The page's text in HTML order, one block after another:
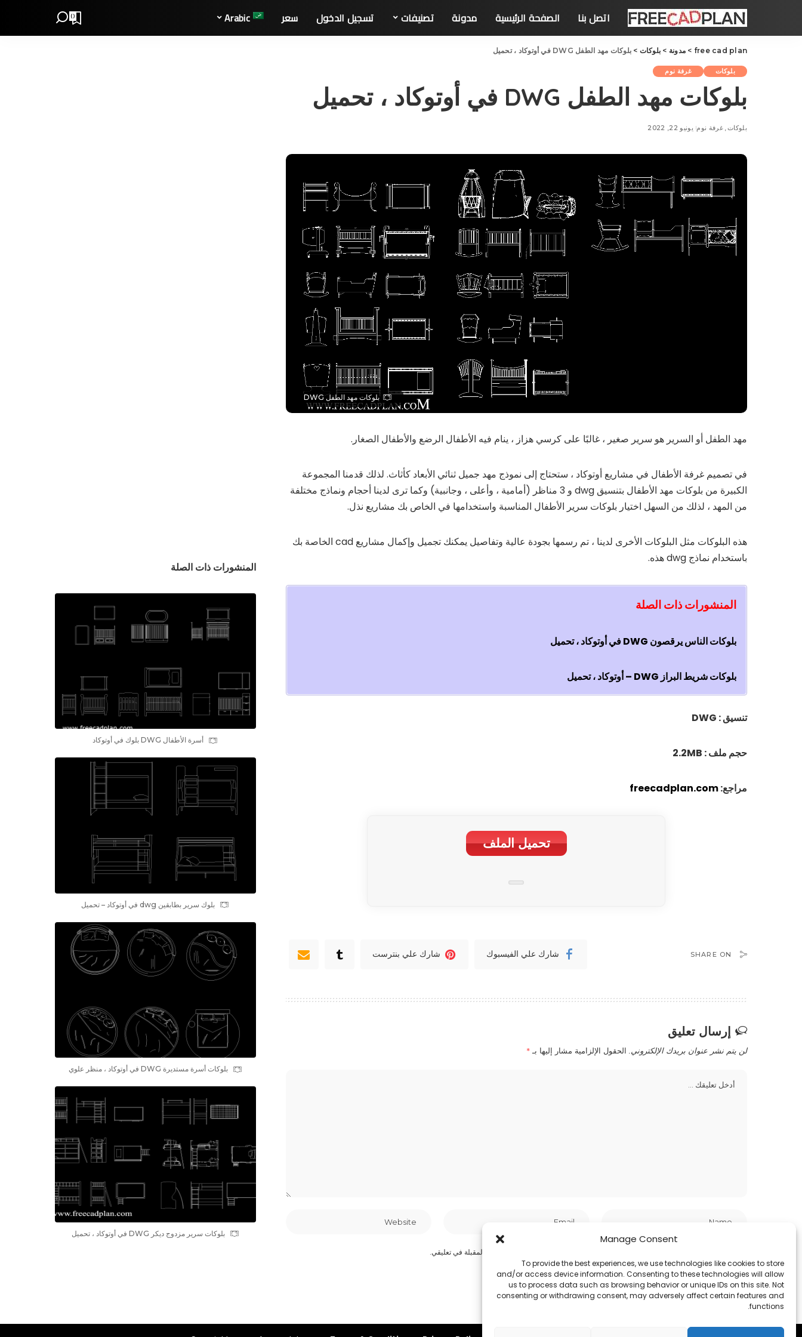
Manage Consent
To provide the best experiences, we use technologies like cookies to store
and/or access device information. Consenting to these technologies will allow
us to process data such as browsing behavior or unique IDs on this site. Not
consenting or withdrawing consent, may adversely affect certain features and
functions.
اتصل بنا الصفحة الرئيسية مدونة تصنیفات تسجيل الدخول سعر Arabic
0
free cad plan
> مدونة > بلوکات > بلوکات مهد الطفل DWG في أوتوكاد ، تحميل
بلوکات غرفة نوم
بلوکات مهد الطفل DWG في أوتوكاد ، تحميل
بلوکات غرفة نوم يونيو 22, 2022
بلوکات مهد الطفل DWG
مهد الطفل أو السرير هو سرير صغير ، غالبًا على كرسي هزاز ، ينام فيه الأطفال الرضع والأطفال الصغار.
في تصميم غرفة الأطفال في مشاريع أوتوكاد ، ستحتاج إلى نموذج مهد جميل ثنائي الأبعاد كأثاث. لذلك قدمنا ​​المجموعة
الكبيرة من بلوکات مهد الأطفال بتنسيق dwg و 3 مناظر (أمامية ، وأعلى ، وجانبية) وكما ترى لدينا أحجام ونماذج مختلفة
من المهد ، لذلك من السهل اختيار بلوکات سرير الأطفال المناسبة واستخدامها في الخاص بك مشاريع نذل.
هذه البلوکات مثل البلوکات الأخرى لدينا ، تم رسمها بجودة عالية وتفاصيل يمكنك تجميل وإكمال مشاريع cad الخاصة بك
باستخدام نماذج dwg هذه.
المنشورات ذات الصلة
بلوکات الناس يرقصون DWG في أوتوكاد ، تحميل
بلوکات شريط البراز DWG – أوتوكاد ، تحميل
تنسيق : DWG
حجم ملف : 2.2MB
مراجع:freecadplan.com
تحمیل الملف
SHARE ON شارك علي الفيسبوك شارك علي بنترست
إرسال تعليق
لن يتم نشر عنوان بريدك الإلكتروني. الحقول الإلزامية مشار إليها بـ*
احفظ اسمي، بريدي الإلكتروني، والموقع الإلكتروني في هذا المتصفح لاستخدامها المرة المقبلة في تعليقي.
المنشورات ذات الصلة
أسرة الأطفال DWG بلوك في أوتوكاد
بلوك سرير بطابقين dwg في أوتوكاد – تحميل
بلوکات أسرة مستديرة DWG في أوتوكاد ، منظر علوي
بلوکات سرير مزدوج ديكر DWG في أوتوكاد ، تحميل